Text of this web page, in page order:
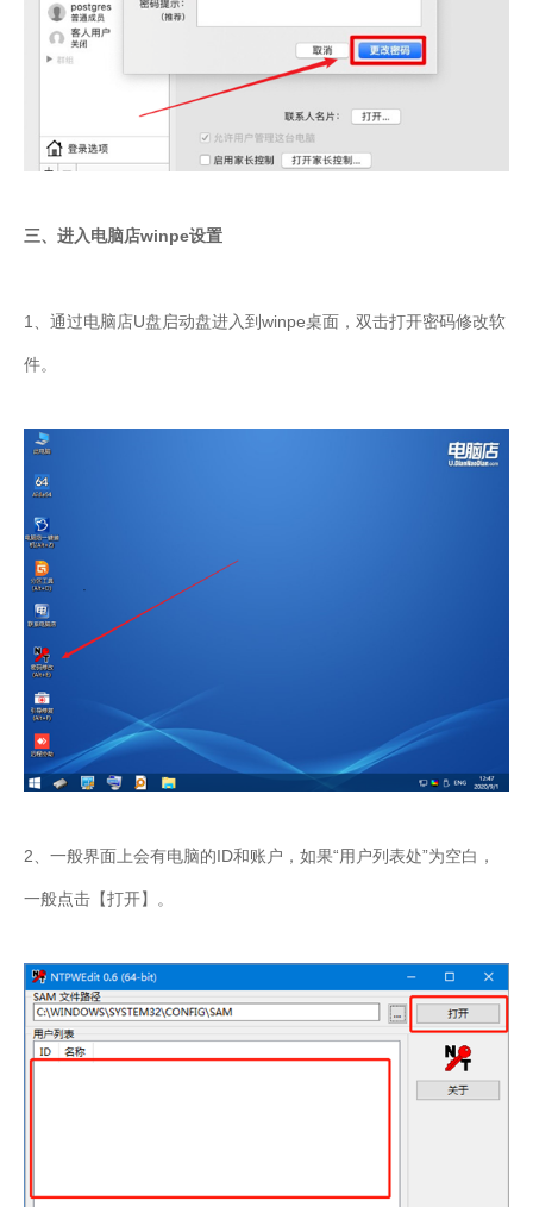
三、进入电脑店winpe设置
1、通过电脑店U盘启动盘进入到winpe桌面，双击打开密码修改软
件。
2、一般界面上会有电脑的ID和账户，如果“用户列表处”为空白，
一般点击【打开】。